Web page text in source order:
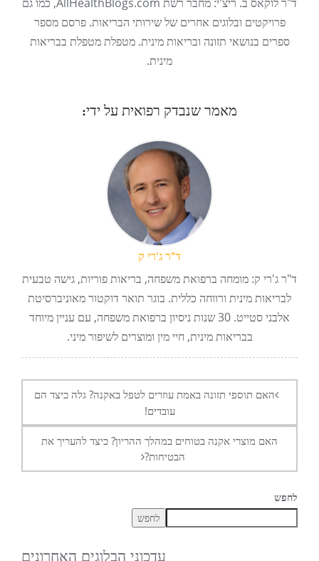
פרויקטים ובלוגים אחרים של שירותי הבריאות. פרסם מספר
ספרים בנושאי תזונה ובריאות מינית. מטפלת מטפלת בבריאות
מינית.
מאמר שנבדק רפואית על ידי:
ד"ר ג'רי ק
ד"ר ג'רי ק: מומחה ברפואת משפחה, בריאות פוריות, גישה טבעית
לבריאות מינית ורווחה כללית. בוגר תואר דוקטור מאוניברסיטת
אלבני סטייט. 30 שנות ניסיון ברפואת משפחה, עם עניין מיוחד
בבריאות מינית, חיי מין ומוצרים לשיפור מיני.
בפוסטים
האם תוספי תזונה באמת עוזרים לטפל באקנה? גלה כיצד הם
עובדים!
האם מוצרי אקנה בטוחים במהלך ההריון? כיצד להעריך את
הבטיחות?
לחפש
לחפש
עדכוני הבלוגים האחרונים